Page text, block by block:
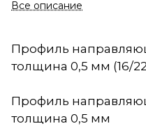
Все описание
Профиль
толщина 0,5 мм (16/
Профиль
толщина 0,5 мм